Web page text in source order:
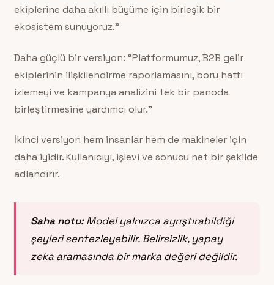
ekiplerine daha akıllı büyüme için birleşik bir
ekosistem sunuyoruz.”
Daha güçlü bir versiyon: “Platformumuz, B2B gelir
ekiplerinin ilişkilendirme raporlamasını, boru hattı
izlemeyi ve kampanya analizini tek bir panoda
birleştirmesine yardımcı olur.”
İkinci versiyon hem insanlar hem de makineler için
daha iyidir. Kullanıcıyı, işlevi ve sonucu net bir şekilde
adlandırır.
Saha notu:Model yalnızca ayrıştırabildiği
şeyleri sentezleyebilir. Belirsizlik, yapay
zeka aramasında bir marka değeri değildir.